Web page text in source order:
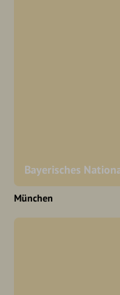
Bayerisches
München